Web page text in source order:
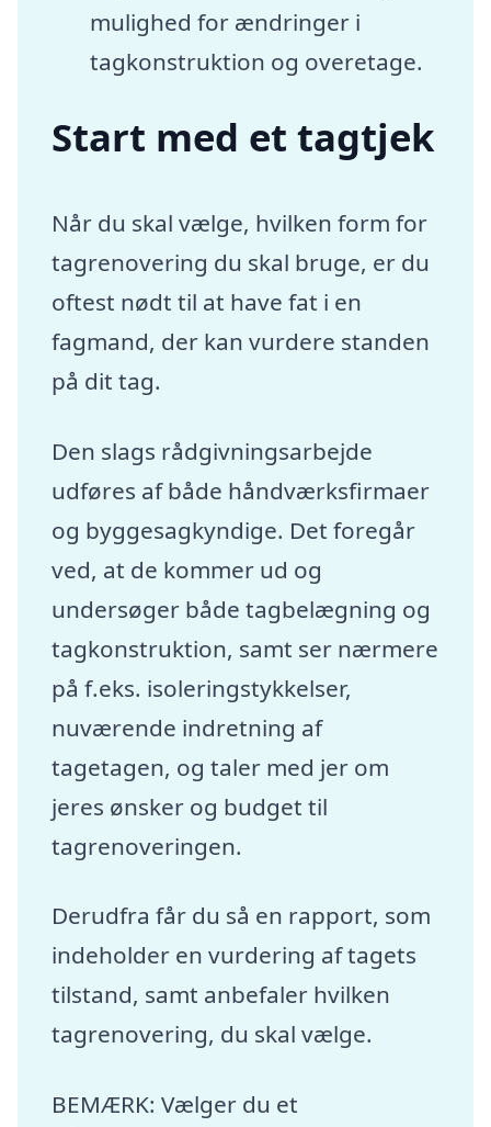
mulighed for ændringer i
tagkonstruktion og overetage.
Start med et tagtjek
Når du skal vælge, hvilken form for
tagrenovering du skal bruge, er du
oftest nødt til at have fat i en
fagmand, der kan vurdere standen
på dit tag.
Den slags rådgivningsarbejde
udføres af både håndværksfirmaer
og byggesagkyndige. Det foregår
ved, at de kommer ud og
undersøger både tagbelægning og
tagkonstruktion, samt ser nærmere
på f.eks. isoleringstykkelser,
nuværende indretning af
tagetagen, og taler med jer om
jeres ønsker og budget til
tagrenoveringen.
Derudfra får du så en rapport, som
indeholder en vurdering af tagets
tilstand, samt anbefaler hvilken
tagrenovering, du skal vælge.
BEMÆRK: Vælger du et